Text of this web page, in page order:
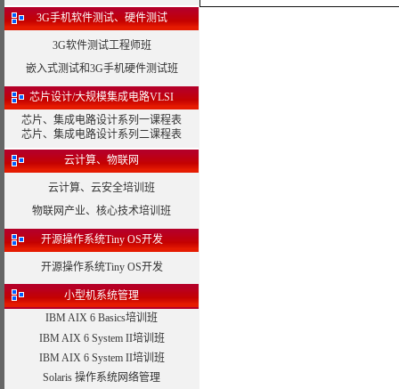
3G手机软件测试、硬件测试
3G软件测试工程师班
嵌入式测试和3G手机硬件测试班
芯片设计/大规模集成电路VLSI
芯片、集成电路设计系列一课程表
芯片、集成电路设计系列二课程表
云计算、物联网
云计算、云安全培训班
物联网产业、核心技术培训班
开源操作系统Tiny OS开发
开源操作系统Tiny OS开发
小型机系统管理
IBM AIX 6 Basics培训班
IBM AIX 6 System II培训班
IBM AIX 6 System II培训班
Solaris 操作系统网络管理